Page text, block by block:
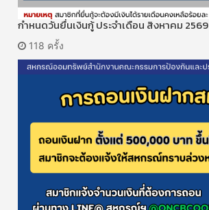
กำหนดวันยื่นเงินกู้ ประจำเดือน สิงหาคม 2569
118 ครั้ง